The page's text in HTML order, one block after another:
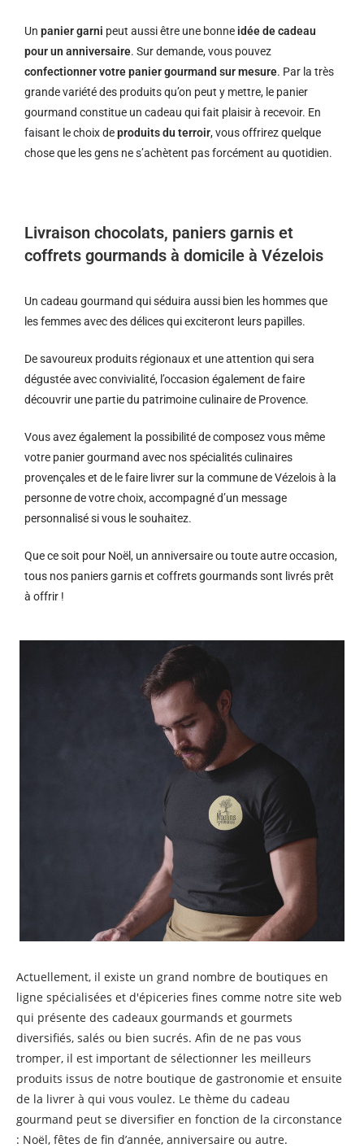
Un panier garni peut aussi être une bonne idée de cadeau
pour un anniversaire. Sur demande, vous pouvez
confectionner votre panier gourmand sur mesure. Par la très
grande variété des produits qu’on peut y mettre, le panier
gourmand constitue un cadeau qui fait plaisir à recevoir. En
faisant le choix deproduits du terroir, vous offrirez quelque
chose que les gens ne s’achètent pas forcément au quotidien.
Livraison chocolats, paniers garnis et
coffrets gourmands à domicile à Vézelois
Un cadeau gourmand qui séduira aussi bien les hommes que
les femmes avec des délices qui exciteront leurs papilles.
De savoureux produits régionaux et une attention qui sera
dégustée avec convivialité, l’occasion également de faire
découvrir une partie du patrimoine culinaire de Provence.
Vous avez également la possibilité de composez vous même
votre panier gourmand avec nos spécialités culinaires
provençales et de le faire livrer sur la commune de Vézelois à la
personne de votre choix, accompagné d’un message
personnalisé si vous le souhaitez.
Que ce soit pour Noël, un anniversaire ou toute autre occasion,
tous nos paniers garnis et coffrets gourmands sont livrés prêt
à offrir !
Actuellement, il existe un grand nombre de boutiques en
ligne spécialisées et d'épiceries fines comme notre site web
qui présente des cadeaux gourmands et gourmets
diversifiés, salés ou bien sucrés. Afin de ne pas vous
tromper, il est important de sélectionner les meilleurs
produits issus de notre boutique de gastronomie et ensuite
de la livrer à qui vous voulez. Le thème du cadeau
gourmand peut se diversifier en fonction de la circonstance
: Noël, fêtes de fin d’année, anniversaire ou autre.